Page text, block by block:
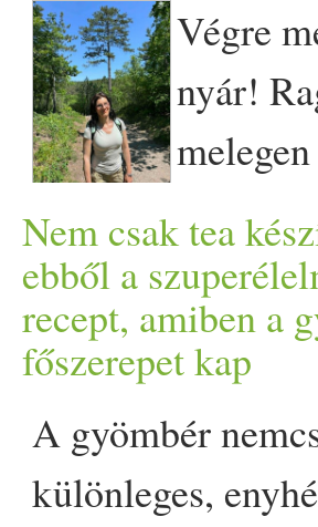
Semmelweis
szerint. Friss
azt írják,
növényi
polifenolok
befolyásolhatják
Alzheimer-kórhoz
idegsejtek
pusztulásával járó
Végre
nyár!
késő
van. Számomra
kezdete és vége
mindig jól a nap
dinamikáját.
legjobb
Nem csak tea
ebből a
recept, amiben a
főszerepet kap
A gyömbér
különleges,